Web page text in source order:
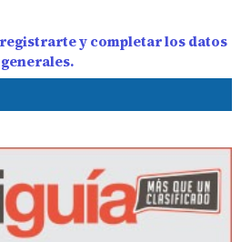
y completar los datos
generales.